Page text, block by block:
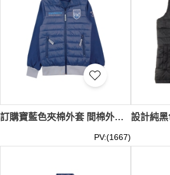
訂購寶藍色夾棉外套 間棉外套 織花章LOGO 繡花LOGO夾棉外套 單唇拉鏈袋口 馬術表演 J1050
PV:(1667)